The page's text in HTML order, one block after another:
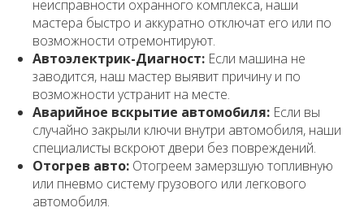
неисправности охранного комплекса, наши
мастера быстро и аккуратно отключат его или по
возможности отремонтируют.
Автоэлектрик-Диагност: Если машина не
заводится, наш мастер выявит причину и по
возможности устранит на месте.
Аварийное вскрытие автомобиля: Если вы
случайно закрыли ключи внутри автомобиля, наши
специалисты вскроют двери без повреждений.
Отогрев авто: Отогреем замерзшую топливную
или пневмо систему грузового или легкового
автомобиля.